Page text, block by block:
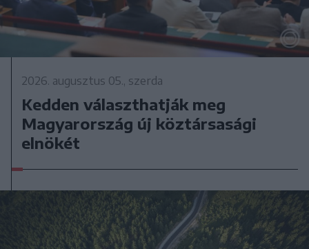
2026. augusztus 05., szerda
Kedden választhatják meg
Magyarország új köztársasági
elnökét